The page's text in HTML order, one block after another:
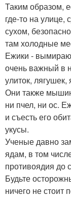
Таким образом,
где-то на улице,
сухом,
там холодные
Ежики -
очень важный в
улиток,
Они также
ни пчел, ни ос.
и съесть его
укусы.
Ученые давно
ядам, в том
противоядия до
Будьте
ничего не стоит